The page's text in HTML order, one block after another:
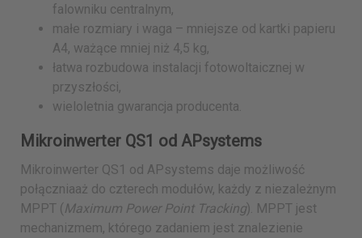
falowniku centralnym,
małe rozmiary i waga – mniejsze od kartki papieru
A4, ważące mniej niż 4,5 kg,
łatwa rozbudowa instalacji fotowoltaicznej w
przyszłości,
wieloletnia gwarancja producenta.
Mikroinwerter QS1 od APsystems
Mikroinwerter QS1 od APsystems daje możliwość
połączniaaż do czterech modułów, każdy z niezależnym
MPPT (Maximum Power Point Tracking). MPPT jest
mechanizmem, którego zadaniem jest znalezienie